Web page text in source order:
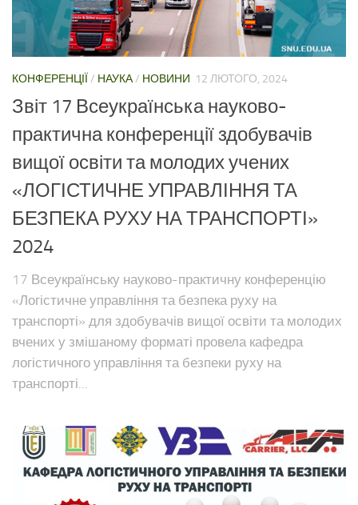
КОНФЕРЕНЦІЇ / НАУКА/ НОВИНИ 12 ЛЮТОГО, 2024
Звіт 17 Всеукраїнська науково-
практична конференції здобувачів
вищої освіти та молодих учених
«ЛОГІСТИЧНЕ УПРАВЛІННЯ ТА
БЕЗПЕКА РУХУ НА ТРАНСПОРТІ»
2024
17 Всеукраїнську науково-практичну конференцію
«Логістичне управління та безпека руху на
транспорті» для здобувачів вищої освіти та молодих
вчених у змішаному форматі провела кафедра
логістичного управління та безпеки руху на
транспорті...